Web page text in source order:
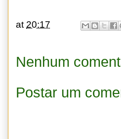
at 20:17
Nenhum
Postar um